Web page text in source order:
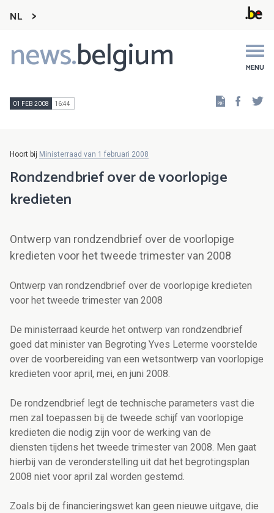
NL
news.belgium MENU
Main
navigation
01 FEB 2008 16:44
Hoort bij Ministerraad van 1 februari 2008
Rondzendbrief over de voorlopige
kredieten
Ontwerp van rondzendbrief over de voorlopige
kredieten voor het tweede trimester van 2008
Ontwerp van rondzendbrief over de voorlopige kredieten
voor het tweede trimester van 2008
De ministerraad keurde het ontwerp van rondzendbrief
goed dat minister van Begroting Yves Leterme voorstelde
over de voorbereiding van een wetsontwerp van voorlopige
kredieten voor april, mei, en juni 2008.
De rondzendbrief legt de technische parameters vast die
men zal toepassen bij de tweede schijf van voorlopige
kredieten die nodig zijn voor de werking van de
diensten tijdens het tweede trimester van 2008. Men gaat
hierbij van de veronderstelling uit dat het begrotingsplan
2008 niet voor april zal worden gestemd.
Zoals bij de financieringswet kan geen nieuwe uitgave, die